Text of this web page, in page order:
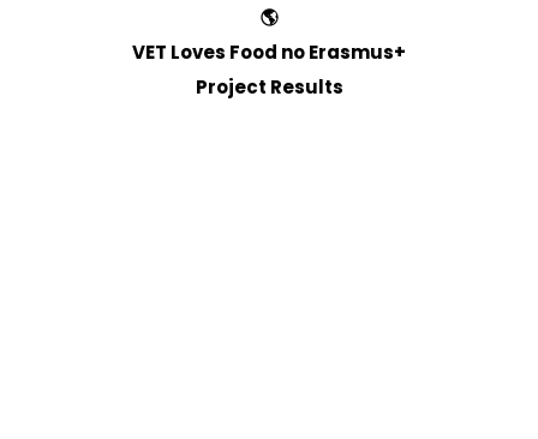
🌎
VET Loves Food no Erasmus+
Project Results